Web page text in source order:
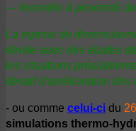
— Incendie à proximité
La reprise de
étroite avec des études
les situations
itératif d'amélioration des
- ou comme celui-ci du
simulations thermo-